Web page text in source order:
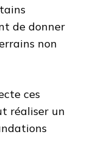
de donner
non
ces
réaliser un